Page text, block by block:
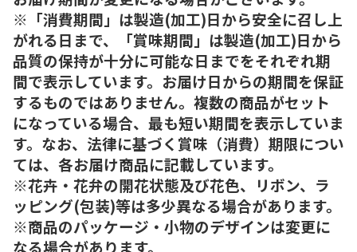
※「消費期間」は製造(加工)日から安全に召し上
がれる日まで、「賞味期間」は製造(加工)日から
品質の保持が十分に可能な日までをそれぞれ期
間で表示しています。お届け日からの期間を保証
するものではありません。複数の商品がセット
になっている場合、最も短い期間を表示していま
す。なお、法律に基づく賞味（消費）期限につい
ては、各お届け商品に記載しています。
※花卉・花弁の開花状態及び花色、リボン、ラ
ッピング(包装)等は多少異なる場合があります。
※商品のパッケージ・小物のデザインは変更に
なる場合があります。